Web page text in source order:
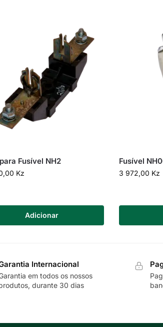
Fusível NH2
Kz
Adicionar
Fusível
3 972,00 Kz
Internacional
em todos os nossos
durante 30 dias